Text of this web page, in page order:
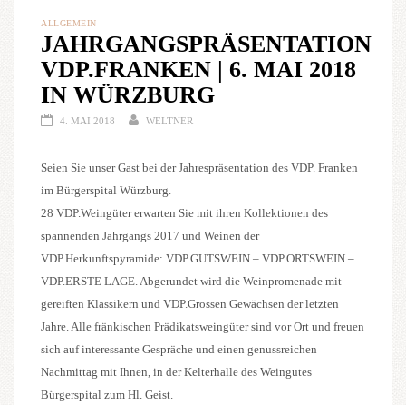
ALLGEMEIN
JAHRGANGSPRÄSENTATION
VDP.FRANKEN | 6. MAI 2018
IN WÜRZBURG
4. MAI 2018 WELTNER
Seien Sie unser Gast bei der Jahrespräsentation des VDP. Franken
im Bürgerspital Würzburg.
28 VDP.Weingüter erwarten Sie mit ihren Kollektionen des
spannenden Jahrgangs 2017 und Weinen der
VDP.Herkunftspyramide: VDP.GUTSWEIN – VDP.ORTSWEIN –
VDP.ERSTE LAGE. Abgerundet wird die Weinpromenade mit
gereiften Klassikern und VDP.Grossen Gewächsen der letzten
Jahre. Alle fränkischen Prädikatsweingüter sind vor Ort und freuen
sich auf interessante Gespräche und einen genussreichen
Nachmittag mit Ihnen, in der Kelterhalle des Weingutes
Bürgerspital zum Hl. Geist.